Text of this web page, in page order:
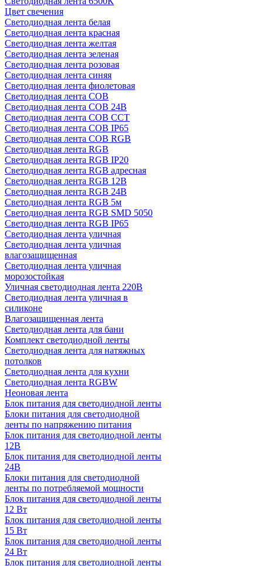
Цвет свечения
Светодиодная лента белая
Светодиодная лента красная
Светодиодная лента желтая
Светодиодная лента зеленая
Светодиодная лента розовая
Светодиодная лента синяя
Светодиодная лента фиолетовая
Светодиодная лента COB
Светодиодная лента COB 24В
Светодиодная лента COB CCT
Светодиодная лента COB IP65
Светодиодная лента COB RGB
Светодиодная лента RGB
Светодиодная лента RGB IP20
Светодиодная лента RGB адресная
Светодиодная лента RGB 12В
Светодиодная лента RGB 24В
Светодиодная лента RGB 5м
Светодиодная лента RGB SMD 5050
Светодиодная лента RGB IP65
Светодиодная лента уличная
Светодиодная лента уличная
влагозащищенная
Светодиодная лента уличная
морозостойкая
Уличная светодиодная лента 220В
Светодиодная лента уличная в
силиконе
Влагозащищенная лента
Светодиодная лента для бани
Комплект светодиодной ленты
Светодиодная лента для натяжных
потолков
Светодиодная лента для кухни
Светодиодная лента RGBW
Неоновая лента
Блок питания для светодиодной ленты
Блоки питания для светодиодной
ленты по напряжению питания
Блок питания для светодиодной ленты
12В
Блок питания для светодиодной ленты
24В
Блоки питания для светодиодной
ленты по потребляемой мощности
Блок питания для светодиодной ленты
12 Вт
Блок питания для светодиодной ленты
15 Вт
Блок питания для светодиодной ленты
24 Вт
Блок питания для светодиодной ленты